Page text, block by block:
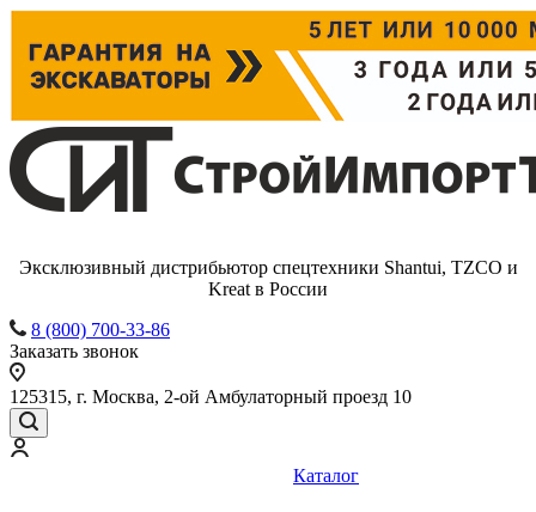
Эксклюзивный дистрибьютор спецтехники Shantui, TZCO и
Kreat в России
8 (800) 700-33-86
Заказать звонок
125315, г. Москва, 2-ой Амбулаторный проезд 10
Каталог